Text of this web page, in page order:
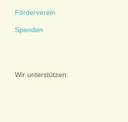
Förderverein
Spenden
Wir unterstützen: